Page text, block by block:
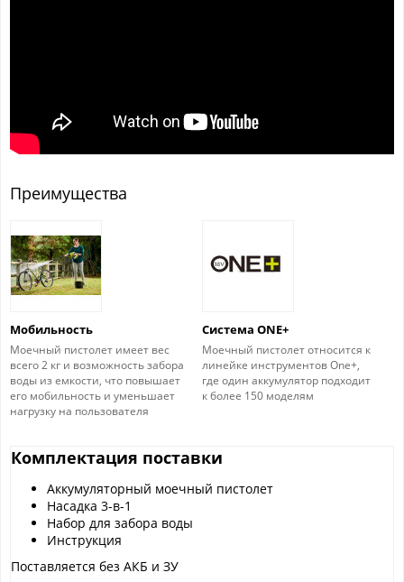
Преимущества
Мобильность
Моечный пистолет имеет вес
всего 2 кг и возможность забора
воды из емкости, что повышает
его мобильность и уменьшает
нагрузку на пользователя
Система ONE+
Моечный пистолет относится к
линейке инструментов One+,
где один аккумулятор подходит
к более 150 моделям
Комплектация поставки
Аккумуляторный моечный пистолет
Насадка 3-в-1
Набор для забора воды
Инструкция
Поставляется без АКБ и ЗУ